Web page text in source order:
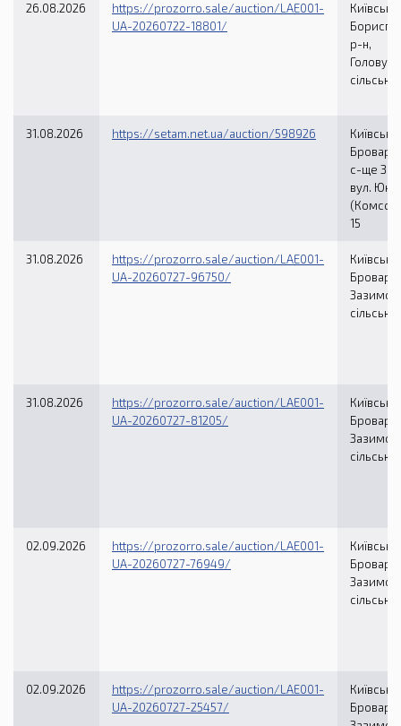
26.08.2026
https://prozorro.sale/auction/LAE001-
UA-20260722-18801/
р-н,
31.08.2026 https://setam.net.ua/auction/598926
с-ще
вул.
15
31.08.2026
https://prozorro.sale/auction/LAE001-
UA-20260727-96750/
31.08.2026
https://prozorro.sale/auction/LAE001-
UA-20260727-81205/
02.09.2026
https://prozorro.sale/auction/LAE001-
UA-20260727-76949/
02.09.2026
https://prozorro.sale/auction/LAE001-
UA-20260727-25457/